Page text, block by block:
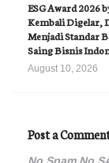
ESG Award 2026
Kembali Digelar,
Menjadi Standar
Saing Bisnis
August 10, 2026
Post a